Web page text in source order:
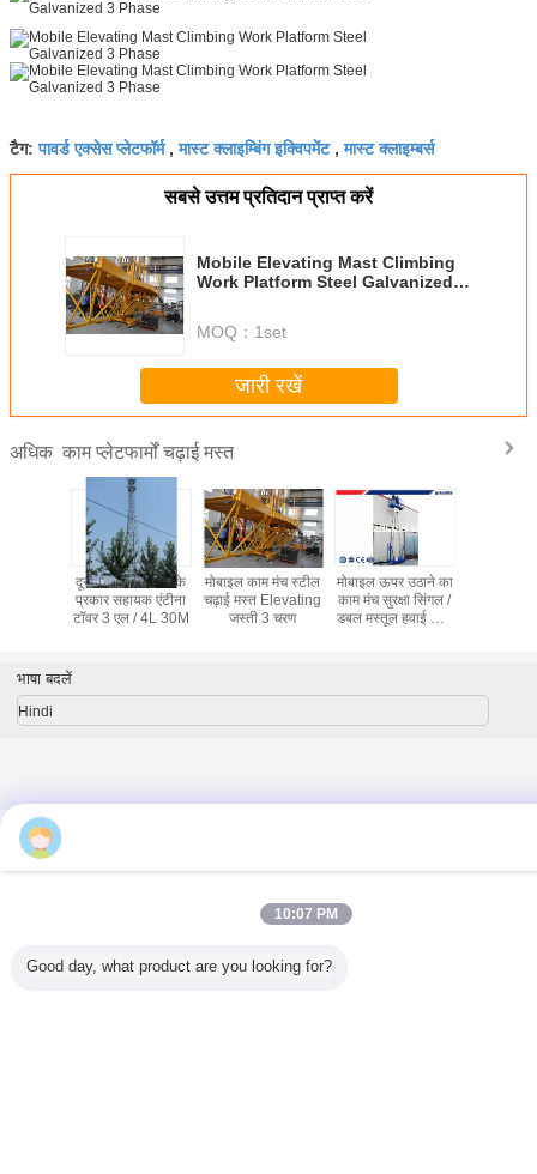
टैग:पावर्ड एक्सेस प्लेटफॉर्म,मास्ट क्लाइम्बिंग इक्विपमेंट,मास्ट क्लाइम्बर्स
सबसे उत्तम प्रतिदान प्राप्त करें
Mobile Elevating Mast Climbing
Work Platform Steel Galvanized 3
MOQ： 1set
जारी रखें
अधिक काम प्लेटफार्मों चढ़ाई मस्त
दूरसंचार टावर स्वयं के
प्रकार सहायक एंटीना
टॉवर 3 एल / 4L 30M
मोबाइल काम मंच स्टील
चढ़ाई मस्त Elevating
जस्ती 3 चरण
मोबाइल ऊपर उठाने का
काम मंच सुरक्षा सिंगल /
डबल मस्तूल हवाई काम
भाषा बदलें
Hindi
All rights reserved. Developed by
10:07 PM
Good day, what product are you looking for?